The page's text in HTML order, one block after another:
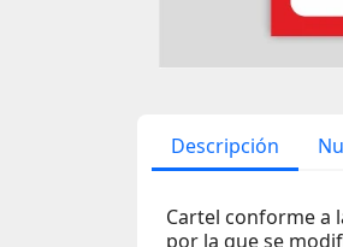
Descripción
Cartel conforme a
por la que se